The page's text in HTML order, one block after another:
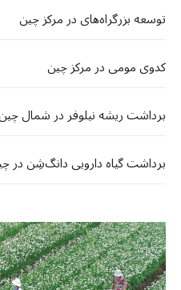
توسعه بزرگراه‌های در مرکز چین
کدوی مومی در مرکز چین
برداشت ریشه نیلوفر در شمال
برداشت گیاه دارویی دانگ‌شِن در